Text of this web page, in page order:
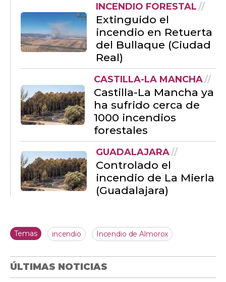
INCENDIO FORESTAL
Extinguido el
incendio en Retuerta
del Bullaque (Ciudad
Real)
CASTILLA-LA MANCHA
Castilla-La Mancha ya
ha sufrido cerca de
1000 incendios
forestales
GUADALAJARA
Controlado el
incendio de La Mierla
(Guadalajara)
Temas incendio Incendio de Almorox
ÚLTIMAS NOTICIAS